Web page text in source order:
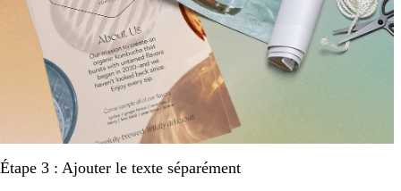
Étape 3 : Ajouter le texte séparément